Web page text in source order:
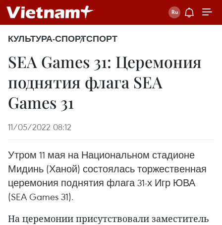
КУЛЬТУРА-СПОРТСПОРТ
SEA Games 31: Церемония
поднятия флага SEA
Games 31
11/05/2022 08:12
Утром 11 мая на Национальном стадионе
Мидинь (Ханой) состоялась торжественная
церемония поднятия флага 31-х Игр ЮВА
(SEA Games 31).
На церемонии присутствовали заместитель